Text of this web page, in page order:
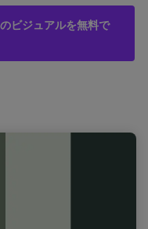
ビジュアルを無料で